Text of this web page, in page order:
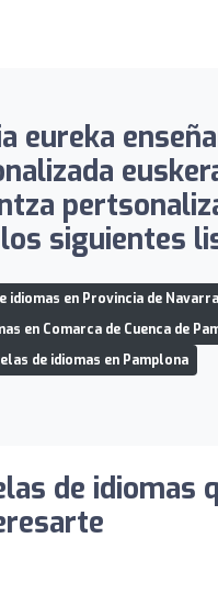
eureka
siguientes
idiomas en Provincia de Navarra
en Comarca de Cuenca de
de idiomas en Pamplona
de idiomas